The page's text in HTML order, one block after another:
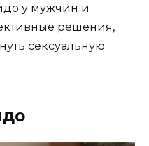
у мужчин и
решения,
сексуальную